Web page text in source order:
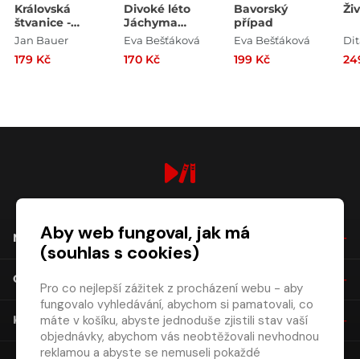
Královská
štvanice -
Případy
soudce
Jan Bauer
179 Kč
Divoké léto
Jáchyma
Šebka
Eva Bešťáková
170 Kč
Bavorský
případ
Eva Bešťáková
199 Kč
NÁKUP
O SPOLEČNOSTI
KONTAKT
Aby web fungoval, jak má
(souhlas s cookies)
Pro co nejlepší zážitek z procházení webu - aby
fungovalo vyhledávání, abychom si pamatovali, co
máte v košíku, abyste jednoduše zjistili stav vaší
objednávky, abychom vás neobtěžovali nevhodnou
reklamou a abyste se nemuseli pokaždé